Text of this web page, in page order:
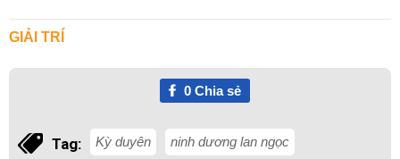
GIẢI TRÍ
0Chia sẻ
Tag: Kỳ duyên ninh dương lan ngọc